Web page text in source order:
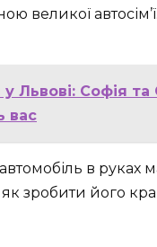
великої автосім’ї.
у Львові: Софія
вас
в руках
як зробити його